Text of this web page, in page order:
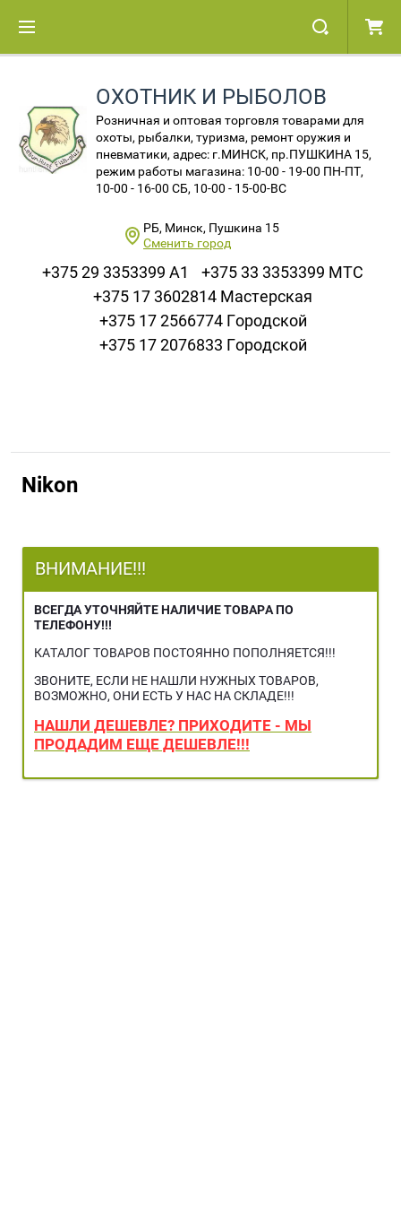
ОХОТНИК И РЫБОЛОВ
Розничная и оптовая торговля товарами для
охоты, рыбалки, туризма, ремонт оружия и
пневматики, адрес: г.МИНСК, пр.ПУШКИНА 15,
режим работы магазина: 10-00 - 19-00 ПН-ПТ,
10-00 - 16-00 СБ, 10-00 - 15-00-ВС
РБ, Минск, Пушкина 15
Сменить город
+375 29 3353399 A1
+375 33 3353399 МТС
+375 17 3602814 Мастерская
+375 17 2566774 Городской
+375 17 2076833 Городской
Nikon
ВНИМАНИЕ!!!
ВСЕГДА УТОЧНЯЙТЕ НАЛИЧИЕ ТОВАРА ПО
ТЕЛЕФОНУ!!!
КАТАЛОГ ТОВАРОВ ПОСТОЯННО ПОПОЛНЯЕТСЯ!!!
ЗВОНИТЕ, ЕСЛИ НЕ НАШЛИ НУЖНЫХ ТОВАРОВ,
ВОЗМОЖНО, ОНИ ЕСТЬ У НАС НА СКЛАДЕ!!!
НАШЛИ ДЕШЕВЛЕ? ПРИХОДИТЕ - МЫ
ПРОДАДИМ ЕЩЕ ДЕШЕВЛЕ!!!